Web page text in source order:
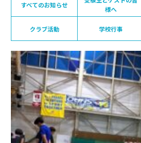
すべてのお知らせ
様へ
クラブ活動 学校行事